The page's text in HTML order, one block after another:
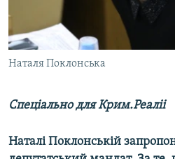
ВІДЕОУРОКИ «ELIFBE»
СВІДЧЕННЯ ОКУПАЦІЇ
УКРАЇНСЬКА ПРОБЛЕМА КРИМУ
Русский
Qırımtatar
Усі сайти RFE/RL
Наталя Поклонська
Спеціально для Крим.Реаліі
Наталі Поклонській